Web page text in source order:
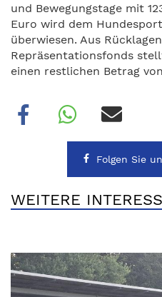
und Bewegungstage mit
Euro wird dem
überwiesen. Aus
Repräsentationsfonds
einen restlichen Betrag
Folgen Sie
WEITERE